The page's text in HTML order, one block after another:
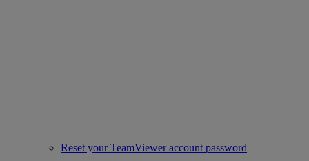
Reset your TeamViewer account password